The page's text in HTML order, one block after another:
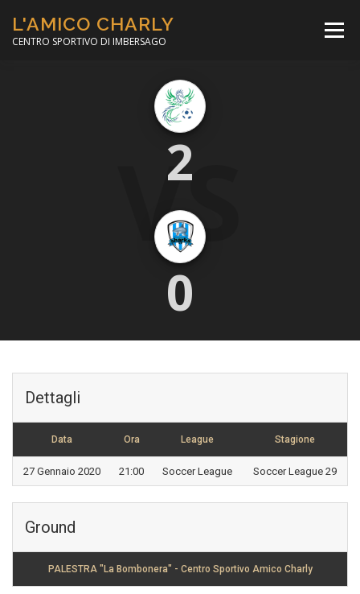
contenuto
L'AMICO CHARLY
CENTRO SPORTIVO DI IMBERSAGO
Menù
CORSO CALCIO A 5
MINIBASKET
VS
2
0
Dettagli
Data Ora League Stagione
27 Gennaio 2020 21:00 Soccer League Soccer League 29
Ground
PALESTRA "La Bombonera" - Centro Sportivo Amico Charly